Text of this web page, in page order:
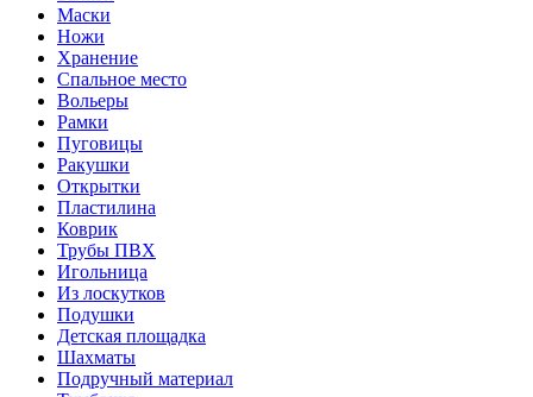
Маски
Ножи
Хранение
Спальное место
Вольеры
Рамки
Пуговицы
Ракушки
Открытки
Пластилина
Коврик
Трубы ПВХ
Игольница
Из лоскутков
Подушки
Детская площадка
Шахматы
Подручный материал